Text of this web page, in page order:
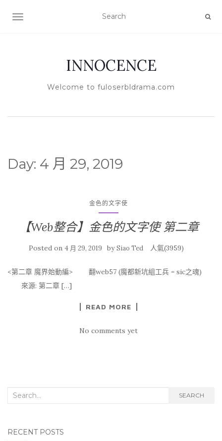
TOGGLE NAVIGATION
INNOCENCE
Welcome to fuloserbldrama.com
Day: 4 月 29, 2019
金色的文字使
【Web整合】金色的文字使 第二章
Posted on 4 月 29, 2019 bySiao Ted 人氣(3959)
<第二章 魔界始動編> 翻web57 (魔都新坑組工兵 = sic之魂)
來源: 第二章 […]
READ MORE
No comments yet
Search for: SEARCH
RECENT POSTS